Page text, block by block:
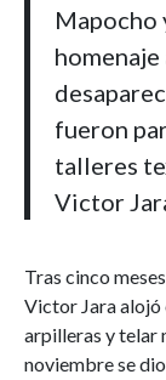
Mapocho
homenaje
fueron
talleres
Victor
Tras cinco
Victor Jara alojó
arpilleras y telar
noviembre se